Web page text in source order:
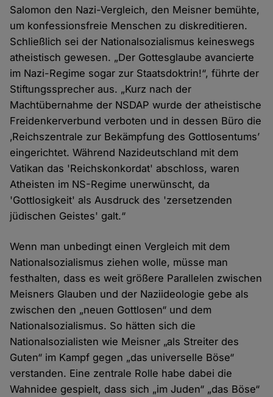
Salomon den Nazi-Vergleich, den Meisner bemühte,
um konfessionsfreie Menschen zu diskreditieren.
Schließlich sei der Nationalsozialismus keineswegs
atheistisch gewesen. „Der Gottesglaube avancierte
im Nazi-Regime sogar zur Staatsdoktrin!“, führte der
Stiftungssprecher aus. „Kurz nach der
Machtübernahme der NSDAP wurde der atheistische
Freidenkerverbund verboten und in dessen Büro die
‚Reichszentrale zur Bekämpfung des Gottlosentums’
eingerichtet. Während Nazideutschland mit dem
Vatikan das 'Reichskonkordat' abschloss, waren
Atheisten im NS-Regime unerwünscht, da
'Gottlosigkeit' als Ausdruck des 'zersetzenden
jüdischen Geistes' galt.“
Wenn man unbedingt einen Vergleich mit dem
Nationalsozialismus ziehen wolle, müsse man
festhalten, dass es weit größere Parallelen zwischen
Meisners Glauben und der Naziideologie gebe als
zwischen den „neuen Gottlosen“ und dem
Nationalsozialismus. So hätten sich die
Nationalsozialisten wie Meisner „als Streiter des
Guten“ im Kampf gegen „das universelle Böse“
verstanden. Eine zentrale Rolle habe dabei die
Wahnidee gespielt, dass sich „im Juden“ „das Böse“